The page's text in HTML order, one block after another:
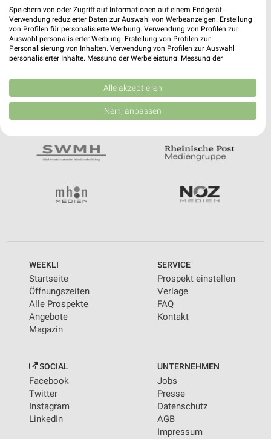
Jetzt kostenlos laden
Prospekte App für Android
Prospekte App für iOS
Kostenlos im App Store erhältlich
WEEKLI
Startseite
Öffnungszeiten
Alle Prospekte
Angebote
Magazin
SERVICE
Prospekt einstellen
Verlage
FAQ
Kontakt
SOCIAL
Facebook
Twitter
Instagram
LinkedIn
UNTERNEHMEN
Jobs
Presse
Datenschutz
AGB
Impressum
Speichern von oder Zugriff auf Informationen auf einem Endgerät.
Verwendung reduzierter Daten zur Auswahl von Werbeanzeigen. Erstellung
von Profilen für personalisierte Werbung. Verwendung von Profilen zur
Auswahl personalisierter Werbung. Erstellung von Profilen zur
Personalisierung von Inhalten. Verwendung von Profilen zur Auswahl
personalisierter Inhalte. Messung der Werbeleistung. Messung der
Kombinationen von Daten aus verschiedenen Quellen. Entwicklung und
Verbesserung der Angebote. Verwendung reduzierter Daten zur Auswahl
von Inhalten.
Daten können außerhalb der Europäischen Union weitergegeben und in die
Website/App.
Partnerliste anzeigen (1 IAB-Anbieter)
IAB-Verarbeitungszwecke:
Speichern von oder Zugriff auf Informationen
Erstellung von Profilen für personalisierte
Werbung
Verwendung von Profilen zur Auswahl
personalisierter Werbung
Verwendung von Profilen zur Auswahl
personalisierter Inhalte
Messung der Werbeleistung
Alle akzeptieren
Nein, anpassen